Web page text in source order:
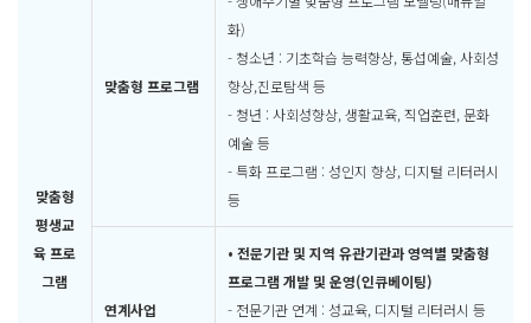
맞춤형
평생교
육 프로
그램
맞춤형 프로그램
화)
- 청소년 : 기초학습 능력향상, 통섭예술, 사회성
향상,진로탐색 등
- 청년 : 사회성향상, 생활교육, 직업훈련, 문화
예술 등
- 특화 프로그램 : 성인지 향상, 디지털 리터러시
등
연계사업
• 전문기관 및 지역 유관기관과 영역별 맞춤형
프로그램 개발 및 운영(인큐베이팅)
- 전문기관 연계 : 성교육, 디지털 리터러시 등